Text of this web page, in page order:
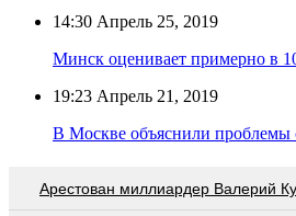
14:30 Апрель 25, 2019
Минск оценивает примерно в
19:23 Апрель 21, 2019
В Москве объяснили проблемы
Арестован миллиардер Валерий